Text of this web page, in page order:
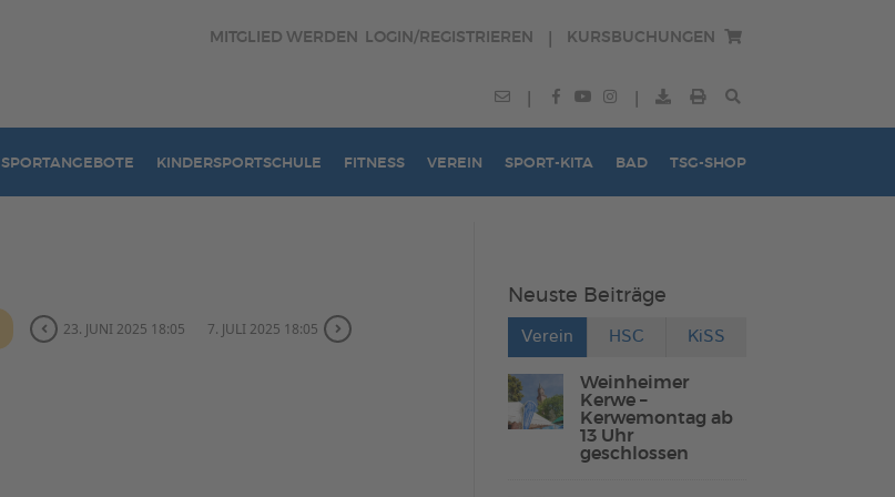
MITGLIED WERDEN LOGIN/REGISTRIEREN KURSBUCHUNGEN
SPORTANGEBOTE KINDERSPORTSCHULE FITNESS VEREIN SPORT-KITA BAD TSG-SHOP
23. JUNI 2025 18:05 7. JULI 2025 18:05
Neuste Beiträge
Verein HSC KiSS
Weinheimer
Kerwe –
Kerwemontag ab
13 Uhr
geschlossen